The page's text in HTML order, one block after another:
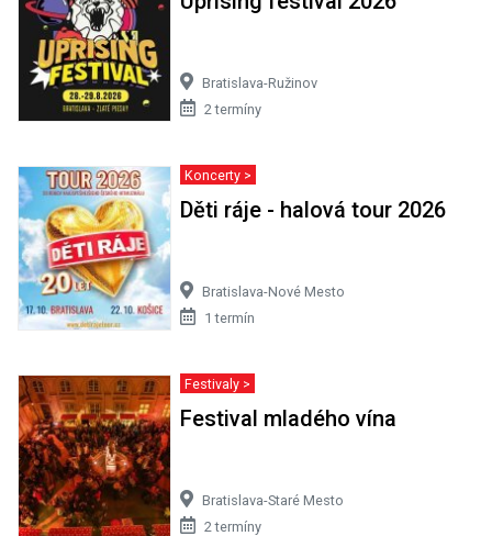
Bratislava-Ružinov
2 termíny
Koncerty >
Děti ráje - halová tour 2026
Bratislava-Nové Mesto
1 termín
Festivaly >
Festival mladého vína
Bratislava-Staré Mesto
2 termíny